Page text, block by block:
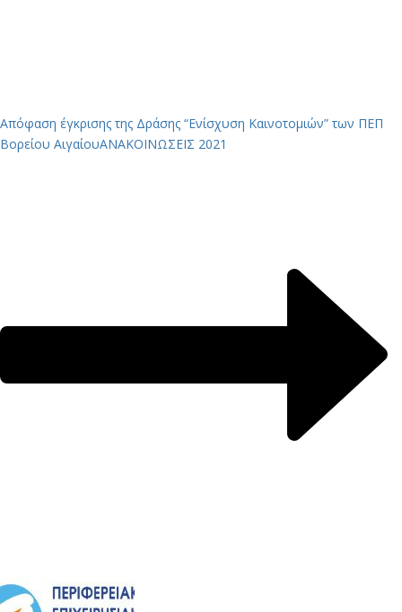
Απόφαση έγκρισης της Δράσης “Ενίσχυση Καινοτομιών” των ΠΕΠ
Βορείου ΑιγαίουΑΝΑΚΟΙΝΩΣΕΙΣ 2021